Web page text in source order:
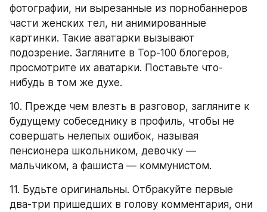
фотографии, ни вырезанные из порнобаннеров
части женских тел, ни анимированные
картинки. Такие аватарки вызывают
подозрение. Загляните в Top-100 блогеров,
просмотрите их аватарки. Поставьте что-
нибудь в том же духе.
10. Прежде чем влезть в разговор, загляните к
будущему собеседнику в профиль, чтобы не
совершать нелепых ошибок, называя
пенсионера школьником, девочку —
мальчиком, а фашиста — коммунистом.
11. Будьте оригинальны. Отбракуйте первые
два-три пришедших в голову комментария, они